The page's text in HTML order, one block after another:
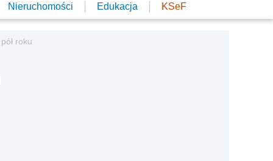
Nieruchomości Edukacja KSeF
roku